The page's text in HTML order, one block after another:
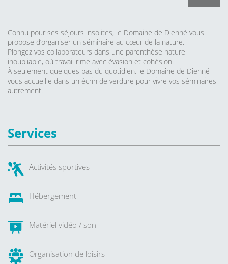
Connu pour ses séjours insolites, le Domaine de Dienné vous
propose d’organiser un séminaire au cœur de la nature.
Plongez vos collaborateurs dans une parenthèse nature
inoubliable, où travail rime avec évasion et cohésion.
À seulement quelques pas du quotidien, le Domaine de Dienné
vous accueille dans un écrin de verdure pour vivre vos séminaires
autrement.
Services
Activités sportives
Hébergement
Matériel vidéo / son
Organisation de loisirs